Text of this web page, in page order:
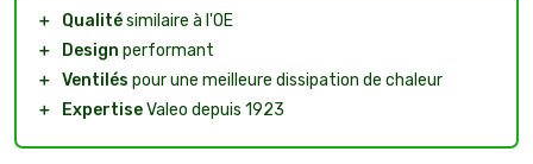
＋ Qualitésimilaire à l'OE
＋
Design performant
＋ Ventilés pour une meilleure dissipation de chaleur
＋
ExpertiseValeo depuis 1923